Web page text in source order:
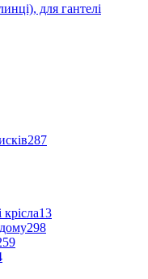
для гантелі
287
13
298